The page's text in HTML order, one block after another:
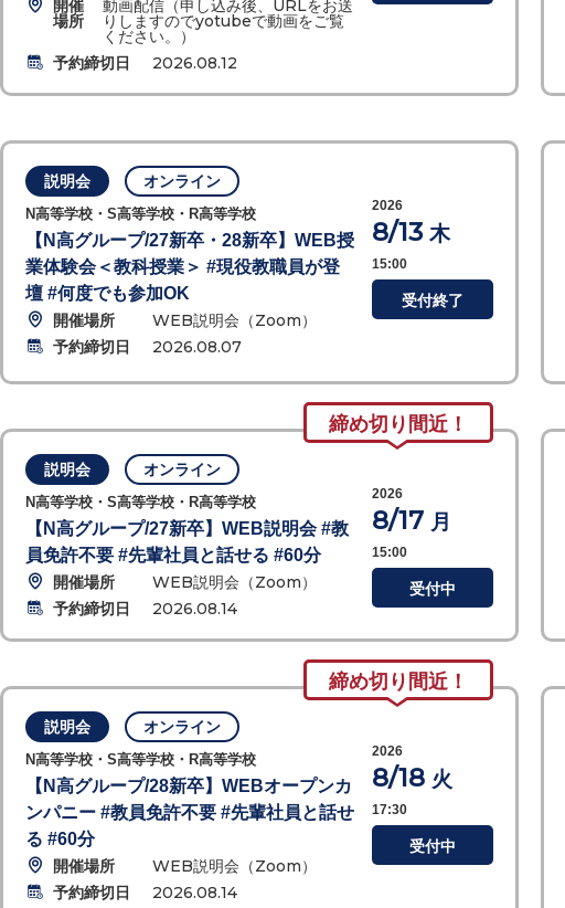
開催
場所
動画配信（申し込み後、URLをお送
りしますのでyotubeで動画をご覧
ください。）
予約締切日
2026.08.12
説明会 オンライン
N高等学校・S高等学校・R高等学校
【N高グループ/27新卒・28新卒】WEB授
業体験会＜教科授業＞ #現役教職員が登
壇 #何度でも参加OK
開催場所
WEB説明会（Zoom）
予約締切日
2026.08.07
2026
8/13 木
15:00
受付終了
締め切り間近！
説明会 オンライン
N高等学校・S高等学校・R高等学校
【N高グループ/27新卒】WEB説明会 #教
員免許不要 #先輩社員と話せる #60分
開催場所
WEB説明会（Zoom）
予約締切日
2026.08.14
2026
8/17 月
15:00
受付中
締め切り間近！
説明会 オンライン
N高等学校・S高等学校・R高等学校
【N高グループ/28新卒】WEBオープンカ
ンパニー #教員免許不要 #先輩社員と話せ
る #60分
開催場所
WEB説明会（Zoom）
予約締切日
2026.08.14
2026
8/18 火
17:30
受付中